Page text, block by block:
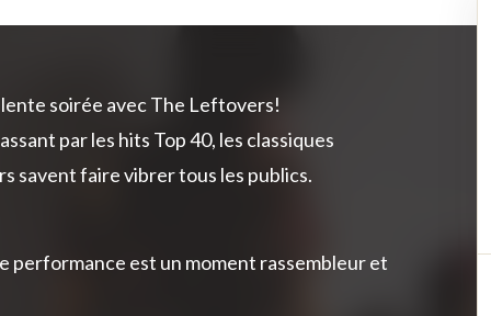
soirée avec The Leftovers!
par les hits Top 40, les classiques
savent faire vibrer tous les publics.
performance est un moment rassembleur et